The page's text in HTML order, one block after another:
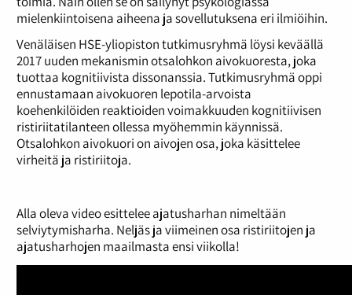
mielenkiintoisena aiheena ja sovellutuksena eri ilmiöihin.
Venäläisen HSE-yliopiston tutkimusryhmä löysi keväällä
2017 uuden mekanismin otsalohkon aivokuoresta, joka
tuottaa kognitiivista dissonanssia. Tutkimusryhmä oppi
ennustamaan aivokuoren lepotila-arvoista
koehenkilöiden reaktioiden voimakkuuden kognitiivisen
ristiriitatilanteen ollessa myöhemmin käynnissä.
Otsalohkon aivokuori on aivojen osa, joka käsittelee
virheitä ja ristiriitoja.
Alla oleva video esittelee ajatusharhan nimeltään
selviytymisharha. Neljäs ja viimeinen osa ristiriitojen ja
ajatusharhojen maailmasta ensi viikolla!